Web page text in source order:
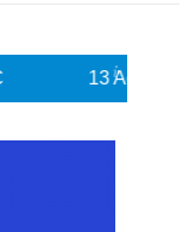
29°C